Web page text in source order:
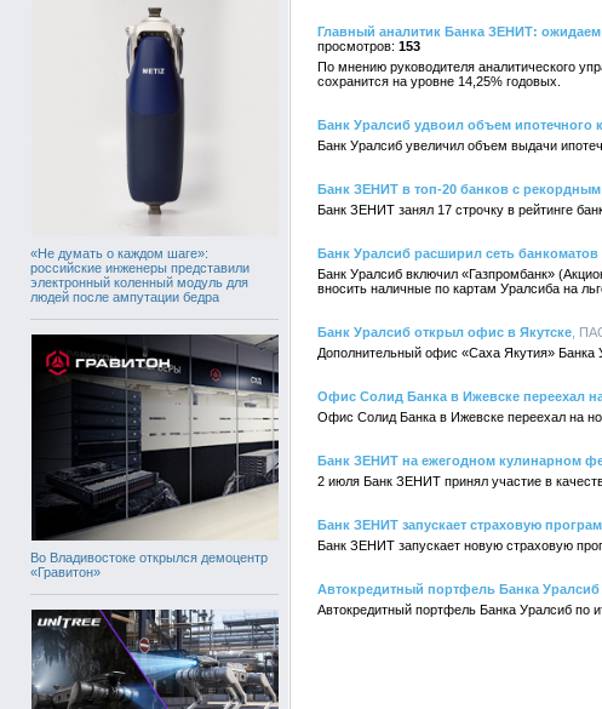
«Не думать о каждом шаге»:
российские инженеры представили
электронный коленный модуль для
людей после ампутации бедра
Во Владивостоке открылся демоцентр
«Гравитон»
Главный аналитик Банка ЗЕНИТ: ожидаем
153
По мнению руководителя аналитического
сохранится на уровне 14,25% годовых.
Банк Уралсиб удвоил объем ипотечного
Банк Уралсиб увеличил объем выдачи
Банк ЗЕНИТ в топ-20 банков с
Банк ЗЕНИТ занял 17 строчку в рейтинге
Банк Уралсиб расширил сеть
Банк Уралсиб включил «Газпромбанк»
вносить наличные по картам Уралсиба на
Банк Уралсиб открыл офис в Якутске ,
Дополнительный офис «Саха Якутия» Банка
Офис Солид Банка в Ижевске переехал
Офис Солид Банка в Ижевске переехал на
Банк ЗЕНИТ на ежегодном кулинарном
2 июля Банк ЗЕНИТ принял участие в
Банк ЗЕНИТ запускает страховую
Банк ЗЕНИТ запускает новую страховую
Автокредитный портфель Банка Уралсиб
Автокредитный портфель Банка Уралсиб по